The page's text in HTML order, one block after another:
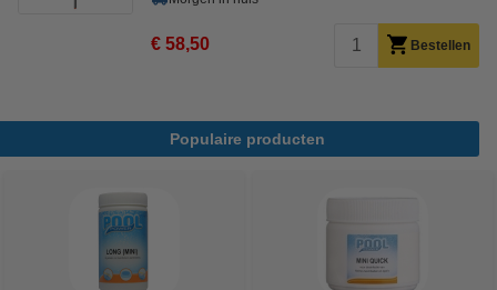
€ 58,50 Bestellen
Populaire producten